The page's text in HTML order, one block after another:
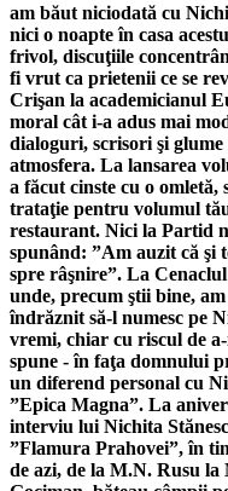
am băut niciodată cu
nici o noapte în casa
frivol, discuţiile
fi vrut ca prietenii ce se
Crişan la academicianul
moral cât i-a adus mai
dialoguri, scrisori şi
atmosfera. La lansarea
a făcut cinste cu o
trataţie pentru volumul
restaurant. Nici la Partid
spunând: ”Am auzit că şi
spre râşnire”. La
unde, precum ştii bine,
îndrăznit să-l numesc pe
vremi, chiar cu riscul de
spune - în faţa domnului
un diferend personal cu
”Epica Magna”. La
interviu lui Nichita
”Flamura Prahovei”, în
de azi, de la M.N. Rusu